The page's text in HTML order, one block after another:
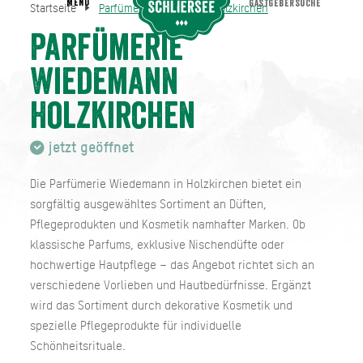
Startseite Parfümerie Wiedemann Holzkirchen
Parfümerie
Wiedemann
Holzkirchen
jetzt geöffnet
Die Parfümerie Wiedemann in Holzkirchen bietet ein
sorgfältig ausgewähltes Sortiment an Düften,
Pflegeprodukten und Kosmetik namhafter Marken. Ob
klassische Parfums, exklusive Nischendüfte oder
hochwertige Hautpflege – das Angebot richtet sich an
verschiedene Vorlieben und Hautbedürfnisse. Ergänzt
wird das Sortiment durch dekorative Kosmetik und
spezielle Pflegeprodukte für individuelle
Schönheitsrituale.
Startseite Parfümerie Wiedemann Holzkirchen
MENU GASTGEBERSUCHE